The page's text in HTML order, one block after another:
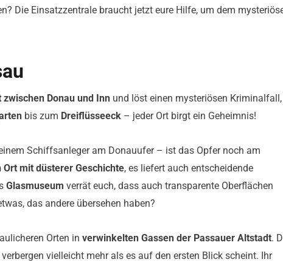
Die Einsatzzentrale braucht jetzt eure Hilfe, um dem
Donau und Inn und löst einen mysteriösen Kriminalfall,
bis zum Dreiflüsseeck – jeder Ort birgt ein Geheimnis!
Schiffsanleger am Donauufer – ist das Opfer noch am
mit düsterer Geschichte, es liefert auch entscheidende
Glasmuseum verrät euch, dass auch transparente Oberflächen
das andere übersehen haben?
Orten in verwinkelten Gassen der Passauer Altstadt.
verbergen vielleicht mehr als es auf den ersten Blick scheint. Ihr